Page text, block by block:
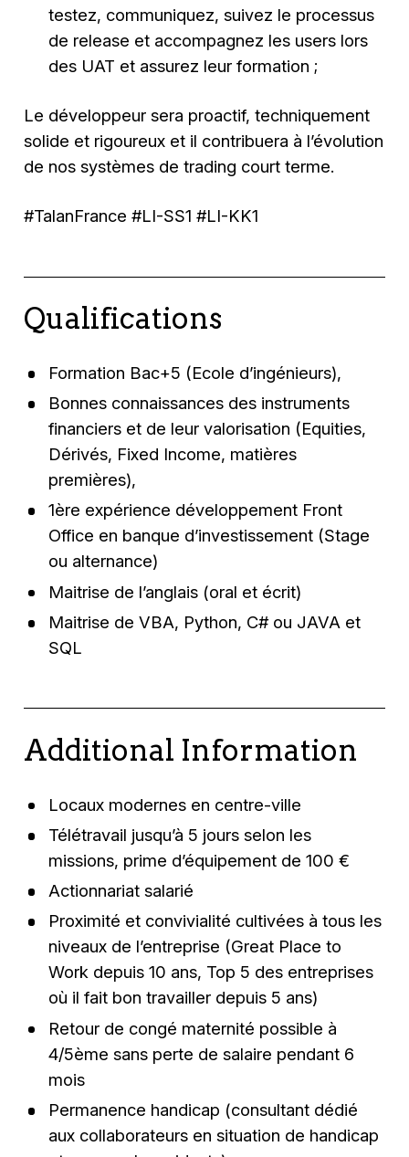
testez, communiquez, suivez le processus
de release et accompagnez les users lors
des UAT et assurez leur formation ;
Le développeur sera proactif, techniquement
solide et rigoureux et il contribuera à l’évolution
de nos systèmes de trading court terme.
#TalanFrance #LI-SS1 #LI-KK1
Qualifications
Formation Bac+5 (Ecole d’ingénieurs),
Bonnes connaissances des instruments
financiers et de leur valorisation (Equities,
Dérivés, Fixed Income, matières
premières),
1ère expérience développement Front
Office en banque d’investissement (Stage
ou alternance)
Maitrise de l’anglais (oral et écrit)
Maitrise de VBA, Python, C# ou JAVA et
SQL
Additional Information
Locaux modernes en centre-ville
Télétravail jusqu’à 5 jours selon les
missions, prime d’équipement de 100 €
Actionnariat salarié
Proximité et convivialité cultivées à tous les
niveaux de l’entreprise (Great Place to
Work depuis 10 ans, Top 5 des entreprises
où il fait bon travailler depuis 5 ans)
Retour de congé maternité possible à
4/5ème sans perte de salaire pendant 6
mois
Permanence handicap (consultant dédié
aux collaborateurs en situation de handicap